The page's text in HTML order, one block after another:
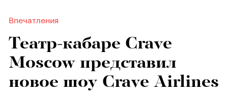
Впечатления
Театр-кабаре Crave
Moscow представил
новое шоу Crave Airlines